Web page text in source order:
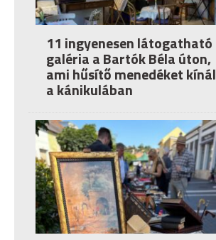
11 ingyenesen látogatható
galéria a Bartók Béla úton,
ami hűsítő menedéket kínál
a kánikulában